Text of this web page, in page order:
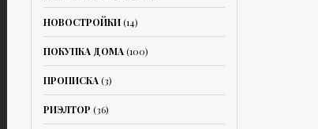
НОВОСТРОЙКИ(14)
ПОКУПКА ДОМА(100)
ПРОПИСКА(3)
РИЭЛТОР (36)